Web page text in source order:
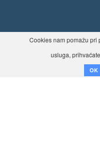
Cookies nam pomažu pri
usluga,
OK